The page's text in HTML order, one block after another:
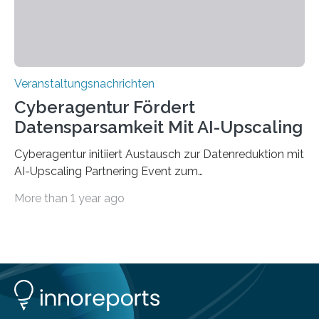
Veranstaltungsnachrichten
Cyberagentur Fördert
Datensparsamkeit Mit AI-Upscaling
Cyberagentur initiiert Austausch zur Datenreduktion mit
AI-Upscaling Partnering Event zum
innovative DatenverarbeitungDie Agentur für
Entwicklung von Technologien zur gezielten
Datenreduktion und Rekonstruktion in schwierigen
Kommunikationsumgebungen. Das Event dient der
More than 1 year ago